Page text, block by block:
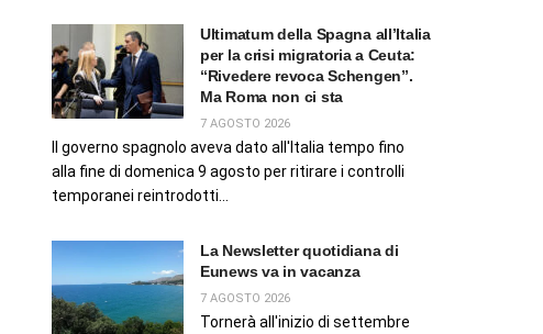
Ultimatum della Spagna all’Italia
per la crisi migratoria a Ceuta:
“Rivedere revoca Schengen”.
Ma Roma non ci sta
7 AGOSTO 2026
Il governo spagnolo aveva dato all'Italia tempo fino
alla fine di domenica 9 agosto per ritirare i controlli
temporanei reintrodotti...
La Newsletter quotidiana di
Eunews va in vacanza
7 AGOSTO 2026
Tornerà all'inizio di settembre